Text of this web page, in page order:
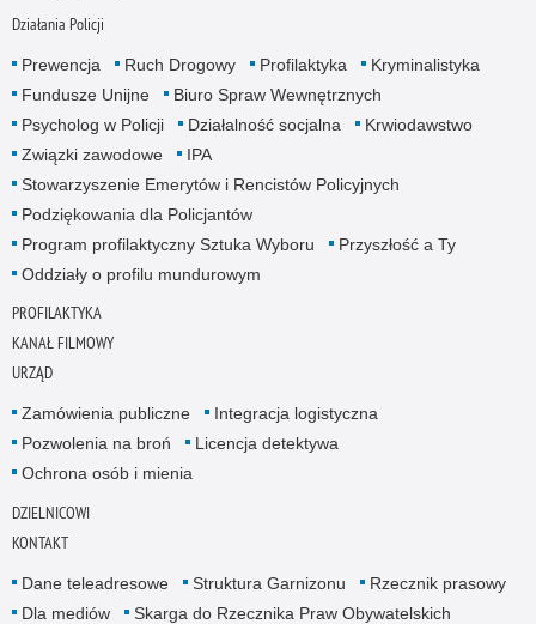
Działania Policji
Prewencja Ruch Drogowy Profilaktyka
Kryminalistyka
Fundusze Unijne
Biuro Spraw Wewnętrznych
Psycholog w Policji
Działalność socjalna
Krwiodawstwo
Związki zawodowe
IPA
Stowarzyszenie Emerytów i Rencistów Policyjnych
Podziękowania dla Policjantów
Program profilaktyczny Sztuka Wyboru
Przyszłość a Ty
Oddziały o profilu mundurowym
PROFILAKTYKA
KANAŁ FILMOWY
URZĄD
Zamówienia publiczne
Integracja logistyczna
Pozwolenia na broń
Licencja detektywa
Ochrona osób i mienia
DZIELNICOWI
KONTAKT
Dane teleadresowe Struktura Garnizonu
Rzecznik prasowy
Dla mediów
Skarga do Rzecznika Praw Obywatelskich